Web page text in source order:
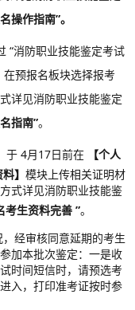
操作指南”。
“消防职业技能鉴定考试
在预报名板块选择报考
详见消防职业技能鉴定
指南”。
于 4月17日前在
【个人
】 模块上传相关证明材
式详见消防职业技能鉴
考生资料完善 ”。
经审核同意延期的考生
加本批次鉴定：一是收
时间短信时，请预选考
入，打印准考证按时参